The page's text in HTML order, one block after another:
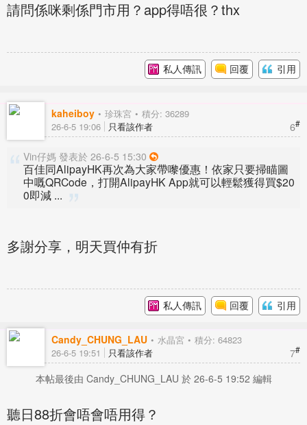
請問係咪剩係門市用？app得唔很？thx
私人傳訊 回覆 引用
kaheiboy 珍珠宮 積分: 36289
6#
26-6-5 19:06 只看該作者
Vin仔媽 發表於 26-6-5 15:30
百佳同AlipayHK再次為大家帶嚟優惠！依家只要掃瞄圖
中嘅QRCode，打開AlipayHK App就可以輕鬆獲得買$20
0即減 ...
多謝分享，明天買仲有折
私人傳訊 回覆 引用
Candy_CHUNG_LAU 水晶宮 積分: 64823
7#
26-6-5 19:51 只看該作者
本帖最後由 Candy_CHUNG_LAU 於 26-6-5 19:52 編輯
聽日88折會唔會唔用得？